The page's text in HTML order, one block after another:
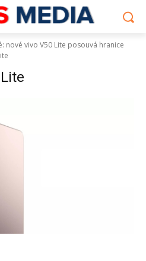
nové vivo V50 Lite posouvá hranice